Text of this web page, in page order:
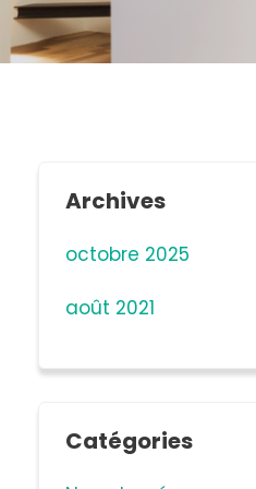
Archives
octobre 2025
août 2021
Catégories